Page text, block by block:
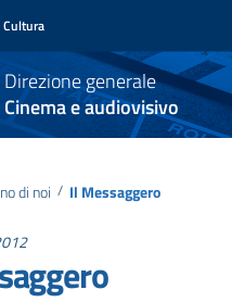
Direzione generale
Cinema e audiovisivo
di noi / Il Messaggero